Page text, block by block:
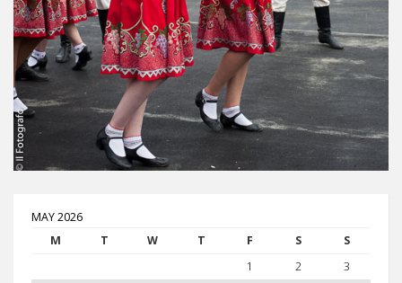
MAY 2026
M
T W T F S S
1 2
3